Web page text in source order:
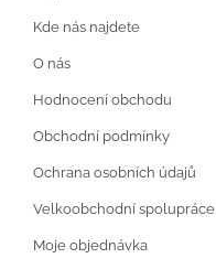
Kde nás najdete
O nás
Hodnocení obchodu
Obchodní podmínky
Ochrana osobních údajů
Velkoobchodní spolupráce
Moje objednávka